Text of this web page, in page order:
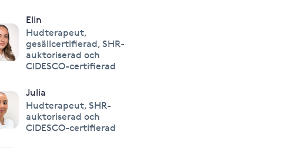
Elin
Hudterapeut,
gesällcertifierad, SHR-
auktoriserad och
CIDESCO-certifierad
Julia
Hudterapeut, SHR-
auktoriserad och
CIDESCO-certifierad